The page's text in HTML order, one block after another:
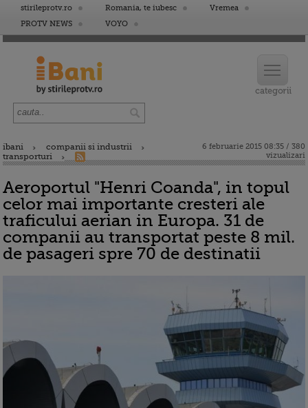
stirileprotv.ro Romania, te iubesc
Vremea
PROTV NEWS
VOYO
ibani
companii si industrii
transporturi
6 februarie 2015 08:35 / 380
vizualizari
Aeroportul "Henri Coanda", in topul
celor mai importante cresteri ale
traficului aerian in Europa. 31 de
companii au transportat peste 8 mil.
de pasageri spre 70 de destinatii